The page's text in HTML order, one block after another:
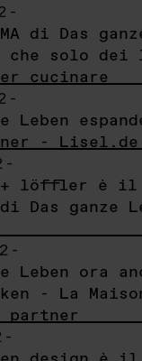
-
di Das
che solo dei
cucinare
-
Leben
- Lisel.de
-
+ löffler è il
Das ganze
-
Leben ora
- La
partner
-